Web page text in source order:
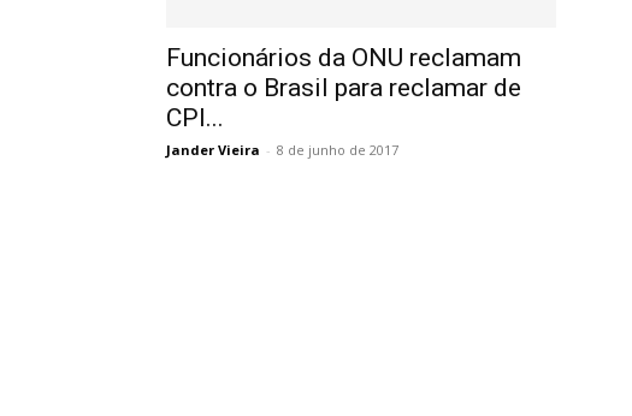
Funcionários da ONU reclamam
contra o Brasil para reclamar de
CPI...
Jander Vieira - 8 de junho de 2017